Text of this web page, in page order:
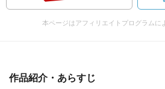
本ページはアフィリエイトプログラムに
作品紹介・あらすじ